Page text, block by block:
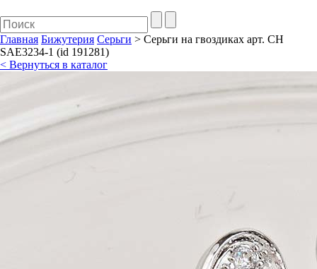
Главная Бижутерия Серьги > Серьги на гвоздиках арт. CH
SAE3234-1 (id 191281)
< Вернуться в каталог